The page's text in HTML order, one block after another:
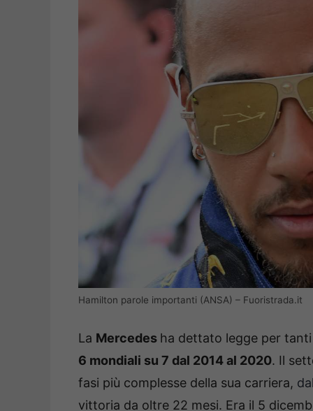
Hamilton parole importanti (ANSA) – Fuoristrada.it
La Mercedes ha dettato legge per
6 mondiali su 7 dal 2014 al 2020. Il
fasi più complesse della sua carriera,
vittoria da oltre 22 mesi. Era il 5